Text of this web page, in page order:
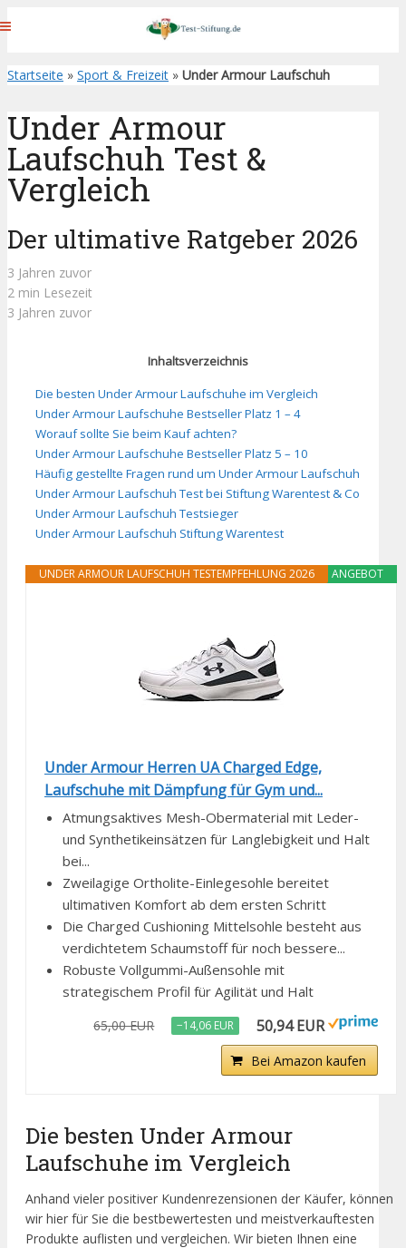
Startseite » Sport & Freizeit » Under Armour Laufschuh
Under Armour
Laufschuh Test &
Vergleich
Der ultimative Ratgeber 2026
3 Jahren zuvor
2 min Lesezeit
3 Jahren zuvor
Inhaltsverzeichnis
Die besten Under Armour Laufschuhe im Vergleich
Under Armour Laufschuhe Bestseller Platz 1 – 4
Worauf sollte Sie beim Kauf achten?
Under Armour Laufschuhe Bestseller Platz 5 – 10
Häufig gestellte Fragen rund um Under Armour Laufschuh
Under Armour Laufschuh Test bei Stiftung Warentest & Co
Under Armour Laufschuh Testsieger
Under Armour Laufschuh Stiftung Warentest
ANGEBOT
UNDER ARMOUR LAUFSCHUH TESTEMPFEHLUNG 2026
Under Armour Herren UA Charged Edge,
Laufschuhe mit Dämpfung für Gym und...
Atmungsaktives Mesh-Obermaterial mit Leder-
und Synthetikeinsätzen für Langlebigkeit und Halt
bei...
Zweilagige Ortholite-Einlegesohle bereitet
ultimativen Komfort ab dem ersten Schritt
Die Charged Cushioning Mittelsohle besteht aus
verdichtetem Schaumstoff für noch bessere...
Robuste Vollgummi-Außensohle mit
strategischem Profil für Agilität und Halt
65,00 EUR −14,06 EUR 50,94 EUR
Bei Amazon kaufen
Die besten Under Armour
Laufschuhe im Vergleich
Anhand vieler positiver Kundenrezensionen der Käufer, können
wir hier für Sie die bestbewertesten und meistverkauftesten
Produkte auflisten und vergleichen. Wir bieten Ihnen eine